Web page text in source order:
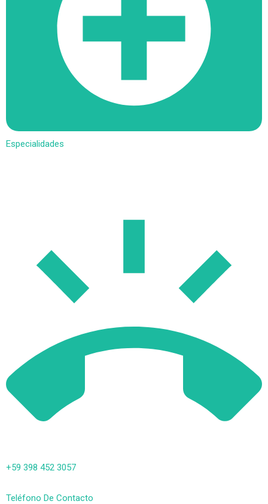
Especialidades
+59 398 452 3057
Teléfono De Contacto